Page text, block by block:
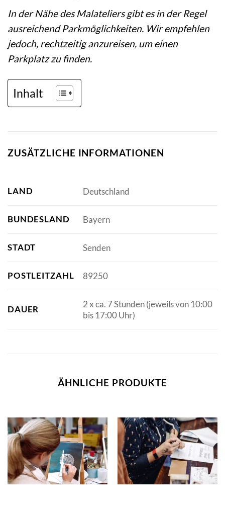
In der Nähe des Malateliers gibt es in der Regel
ausreichend Parkmöglichkeiten. Wir empfehlen
jedoch, rechtzeitig anzureisen, um einen
Parkplatz zu finden.
Inhalt
ZUSÄTZLICHE INFORMATIONEN
LAND Deutschland
BUNDESLAND Bayern
STADT Senden
POSTLEITZAHL 89250
DAUER
2 x ca. 7 Stunden (jeweils von 10:00
bis 17:00 Uhr)
ÄHNLICHE PRODUKTE